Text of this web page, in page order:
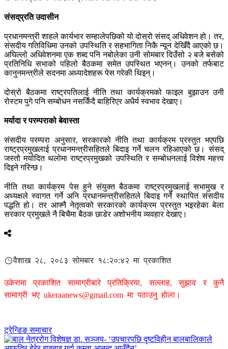
संसद्‌प्रति उदासीन
प्रधानमन्त्री शाहले कार्यभार सम्हालेपछिको यो दोस्रो संसद् अधिवेशन हो। तर,
संसदीय गतिविधिमा उनको उपस्थिति र सहभागिता निकै न्यून देखिँदै आएको छ।
अघिल्लो अधिवेशनमा एक शब्द पनि नबोलेका उनी सोमबार दिउँसो २ बजे बसेको
प्रतिनिधि सभाको पहिलो बैठकमा समेत उपस्थित भएनन्। उनको तर्फबाट
कानुनमन्त्रीले सदनमा अध्यादेशहरू पेस गरेकी थिइन्।
दोस्रो बैठकमा राष्ट्रपतिलाई नीति तथा कार्यक्रमको फाइल बुझाउन उनी
रोस्टम पुगे पनि सम्बोधन नसकिँदै बाहिरिएर अधैर्य स्वभाव देखाए।
मर्यादा र परम्पराको बेवास्ता
संसदीय परम्परा अनुसार, सरकारको नीति तथा कार्यक्रम प्रस्तुत भएपछि
राष्ट्रप्रमुखलाई प्रधानमन्त्रीसहितले बिदाइ गर्ने चलन रहिआएको छ। संसद्
जस्तो मर्यादित थलोमा राष्ट्रप्रमुखको उपस्थिति र सम्बोधनलाई विशेष महत्त्व
दिइने गरिन्छ।
नीति तथा कार्यक्रम पेस हुने संयुक्त बैठकमा राष्ट्रप्रमुखलाई सभामुख र
अध्यक्षले स्वागत गर्ने अनि प्रधानमन्त्रीसहितले बिदाइ गर्ने स्थापित संसदीय
पद्धति हो। तर आफ्नै नेतृत्वको सरकारको कार्यक्रम प्रस्तुत भइरहेका बेला
सरकार प्रमुखले नै बिचैमा बैठक छाडेर अशोभनीय व्यवहार देखाए।
वैशाख २८, २०८३ सोमबार १८:२०:४२ मा प्रकाशित
उकेरामा प्रकाशित सामाग्रीबारे प्रतिक्रिया, सल्लाह, सुझाव र कुनै
सामाग्री भए ukeraanews@gmail.com मा पठाउनु होला।
ट्रेन्डिङ समाचार